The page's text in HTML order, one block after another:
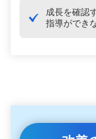
成長を確認
指導ができ